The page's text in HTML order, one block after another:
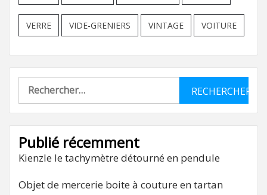
VERRE VIDE-GRENIERS VINTAGE VOITURE
Rechercher :
Publié récemment
Kienzle le tachymètre détourné en pendule
Objet de mercerie boite à couture en tartan